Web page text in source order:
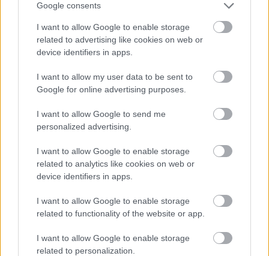
Google consents
I want to allow Google to enable storage
related to advertising like cookies on web or
device identifiers in apps.
I want to allow my user data to be sent to
Google for online advertising purposes.
I want to allow Google to send me
personalized advertising.
I want to allow Google to enable storage
related to analytics like cookies on web or
device identifiers in apps.
I want to allow Google to enable storage
related to functionality of the website or app.
I want to allow Google to enable storage
related to personalization.
Kövess minket a Facebookon
Parc Fermé
2 perce
tavalyi év után” – Stella